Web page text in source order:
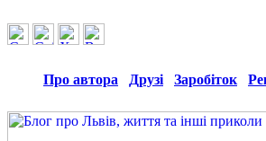
Про автора Друзі Заробіток